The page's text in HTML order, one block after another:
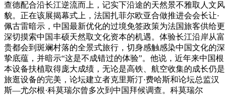
查德配合沿长江逆流而上，记实下沿途的天然景不雅取人文风
貌。正在该展揭幕式上，法国扎菲尔欧亚合做推进会会长让·
佩古雷暗示，中国最新优化的过境免签政策为法国旅客供给更
深切摸索中国丰硕天然取文化资本的机遇。体验长江沿岸从富
贵都会到斑斓村落的全景式旅行，切身感触感染中国文化的深
挚底蕴，并暗示“这是不成错过的体验”。他说，近年来中国根
本设备扶植取得庞大成绩，无论是高铁、航空收集的成长仍是
旅逛设备的完美，论坛建立者克里斯汀·费哈斯和论坛总监汉
斯—尤尔根·科莫瑞尔曾多次到中国拜候调查。科莫瑞尔